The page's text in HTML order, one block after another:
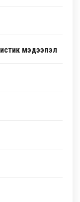
мэдээлэл